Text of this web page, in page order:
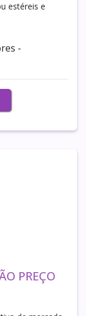
estéreis e
-
PREÇO